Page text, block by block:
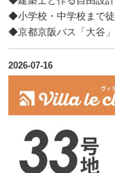
◆小学校・中学校まで
◆京都京阪バス「大谷
2026-07-16